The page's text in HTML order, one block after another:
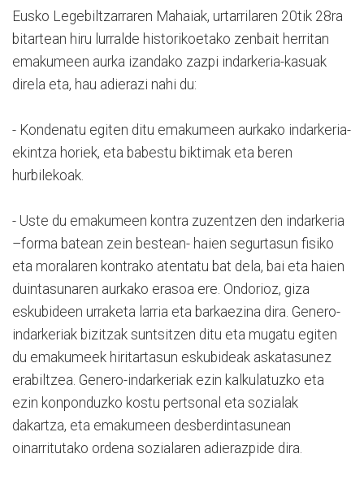
Eusko Legebiltzarraren Mahaiak, urtarrilaren 20tik 28ra
bitartean hiru lurralde historikoetako zenbait herritan
emakumeen aurka izandako zazpi indarkeria-kasuak
direla eta, hau adierazi nahi du:
- Kondenatu egiten ditu emakumeen aurkako indarkeria-
ekintza horiek, eta babestu biktimak eta beren
hurbilekoak.
- Uste du emakumeen kontra zuzentzen den indarkeria
–forma batean zein bestean- haien segurtasun fisiko
eta moralaren kontrako atentatu bat dela, bai eta haien
duintasunaren aurkako erasoa ere. Ondorioz, giza
eskubideen urraketa larria eta barkaezina dira. Genero-
indarkeriak bizitzak suntsitzen ditu eta mugatu egiten
du emakumeek hiritartasun eskubideak askatasunez
erabiltzea. Genero-indarkeriak ezin kalkulatuzko eta
ezin konponduzko kostu pertsonal eta sozialak
dakartza, eta emakumeen desberdintasunean
oinarritutako ordena sozialaren adierazpide dira.